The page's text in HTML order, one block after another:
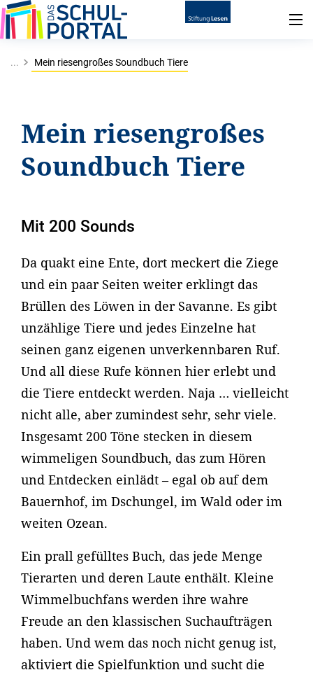
... Mein riesengroßes Soundbuch Tiere
Mein riesengroßes
Soundbuch Tiere
Mit 200 Sounds
Da quakt eine Ente, dort meckert die Ziege
und ein paar Seiten weiter erklingt das
Brüllen des Löwen in der Savanne. Es gibt
unzählige Tiere und jedes Einzelne hat
seinen ganz eigenen unverkennbaren Ruf.
Und all diese Rufe können hier erlebt und
die Tiere entdeckt werden. Naja … vielleicht
nicht alle, aber zumindest sehr, sehr viele.
Insgesamt 200 Töne stecken in diesem
wimmeligen Soundbuch, das zum Hören
und Entdecken einlädt – egal ob auf dem
Bauernhof, im Dschungel, im Wald oder im
weiten Ozean.
Ein prall gefülltes Buch, das jede Menge
Tierarten und deren Laute enthält. Kleine
Wimmelbuchfans werden ihre wahre
Freude an den klassischen Suchaufträgen
haben. Und wem das noch nicht genug ist,
aktiviert die Spielfunktion und sucht die